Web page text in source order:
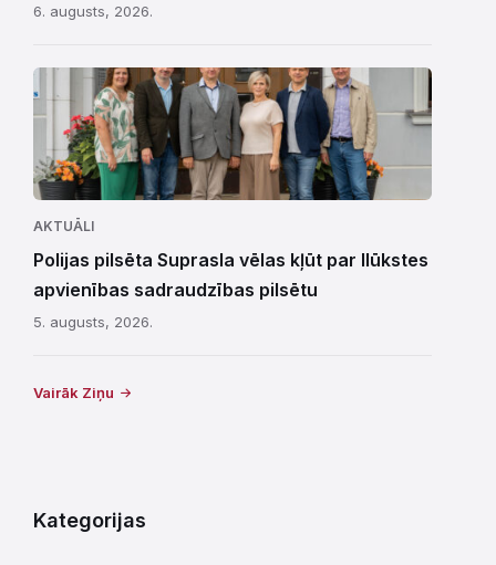
6. augusts, 2026.
AKTUĀLI
Polijas pilsēta Suprasla vēlas kļūt par Ilūkstes
apvienības sadraudzības pilsētu
5. augusts, 2026.
Vairāk Ziņu
Kategorijas